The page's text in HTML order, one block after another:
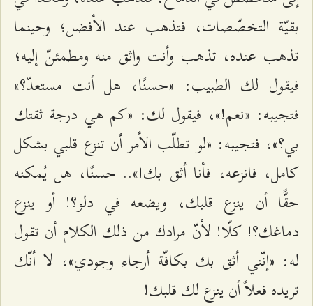
بقيّة التخصّصات، فتذهب عند الأفضل؛ وحينما
تذهب عنده، تذهب وأنت واثق منه ومطمئنّ إليه؛
فيقول لك الطبيب: «حسنًا، هل أنت مستعدّ؟»
فتجيبه: «نعم!»، فيقول لك: «كم هي درجة ثقتك
بي؟»، فتجيبه: «لو تطلّب الأمر أن تنزع قلبي بشكل
كامل، فانزعه، فأنا أثق بك!».. حسنًا، هل يُمكنه
حقًّا أن ينزع قلبك، ويضعه في دلو؟! أو ينزع
دماغك؟! كلّا! لأنّ مرادك من ذلك الكلام أن تقول
له: «إنّني أثق بك بکافّة أرجاء وجودي»، لا أنّك
تريده فعلاً أن ينزع لك قلبك!